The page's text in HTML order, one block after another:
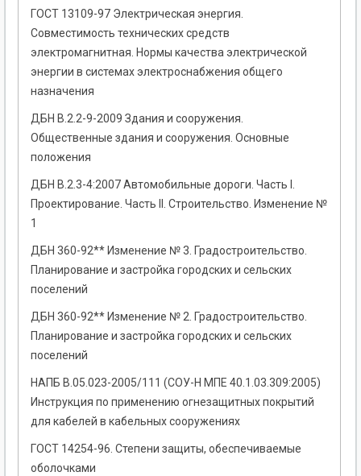
ГОСТ 13109-97 Электрическая энергия.
Совместимость технических средств
электромагнитная. Нормы качества электрической
энергии в системах электроснабжения общего
назначения
ДБН В.2.2-9-2009 Здания и сооружения.
Общественные здания и сооружения. Основные
положения
ДБН В.2.3-4:2007 Автомобильные дороги. Часть І.
Проектирование. Часть ІІ. Строительство. Изменение №
1
ДБН 360-92** Изменение № 3. Градостроительство.
Планирование и застройка городских и сельских
поселений
ДБН 360-92** Изменение № 2. Градостроительство.
Планирование и застройка городских и сельских
поселений
НАПБ В.05.023-2005/111 (СОУ-Н МПЕ 40.1.03.309:2005)
Инструкция по применению огнезащитных покрытий
для кабелей в кабельных сооружениях
ГОСТ 14254-96. Степени защиты, обеспечиваемые
оболочками